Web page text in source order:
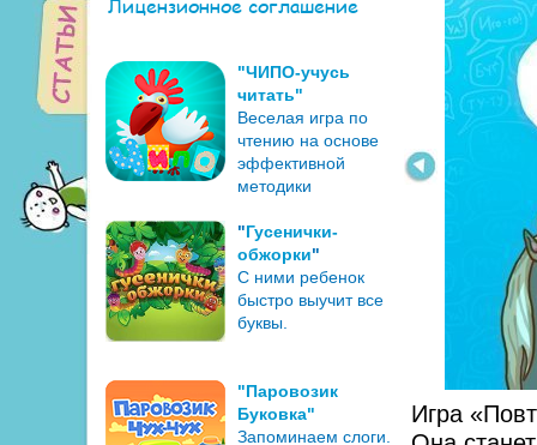
"ЧИПО-учусь
читать"
Веселая игра по
чтению на основе
эффективной
методики
"Гусенички-
обжорки"
С ними ребенок
быстро выучит все
буквы.
"Паровозик
Буковка"
Запоминаем слоги.
Игра